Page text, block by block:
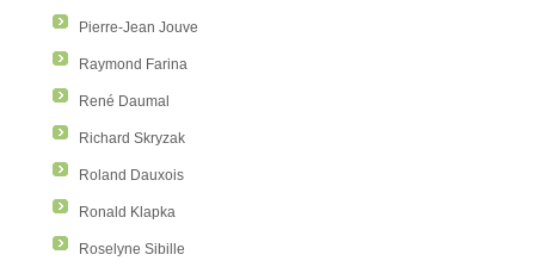
Pierre-Jean Jouve
Raymond Farina
René Daumal
Richard Skryzak
Roland Dauxois
Ronald Klapka
Roselyne Sibille